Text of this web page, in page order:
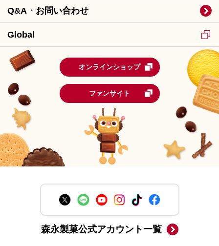
Q&A・お問い合わせ
Global
オンラインショップ
ファンサイト
森永製菓公式アカウント一覧